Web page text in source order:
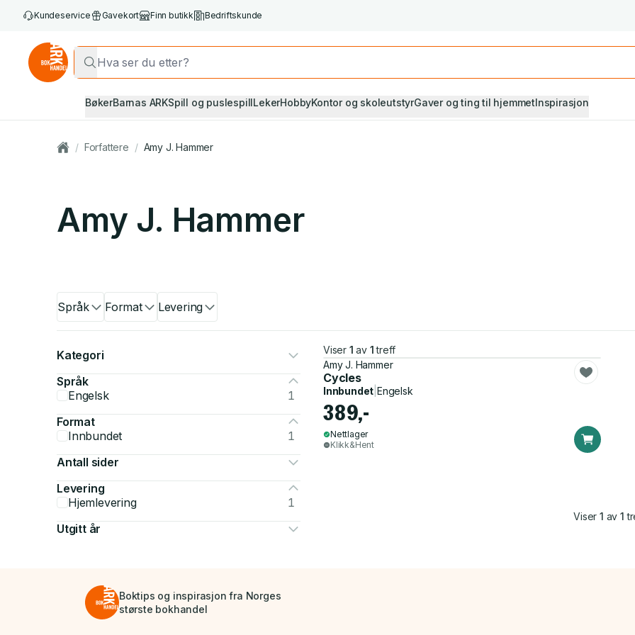
Kundeservice Gavekort Finn butikk Bedriftskunde
BøkerBarnas ARKSpill og puslespillLekerHobbyKontor og skoleutstyrGaver og ting til hjemmetInspirasjon
/ Forfattere / Amy J. Hammer
Amy J. Hammer
Språk Format Levering
Kategori
Språk
Engelsk
1
Format
Innbundet
1
Antall sider
Levering
Hjemlevering
1
Utgitt år
Viser 1 av 1 treff
Amy J. Hammer
Cycles
Innbundet |Engelsk
389,-
Nettlager
Klikk&Hent
Viser1 av 1
Boktips og inspirasjon fra Norges
største bokhandel